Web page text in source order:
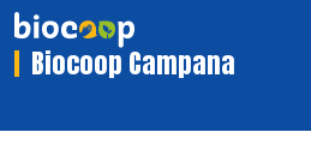
Biocoop Campana